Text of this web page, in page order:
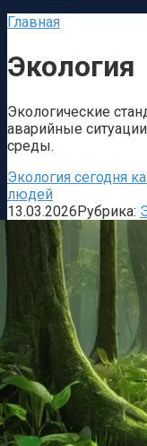
Главная
Экология
Экологические
аварийные
среды.
Экология сегодня
людей
13.03.2026Рубрика: